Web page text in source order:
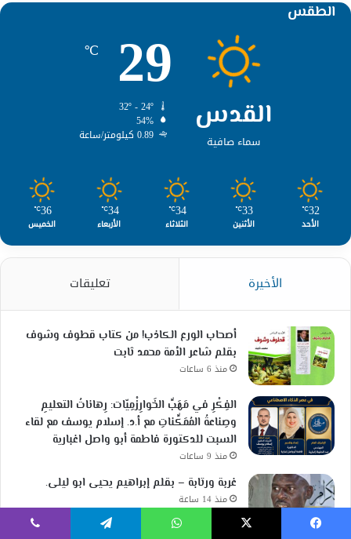
الطقس
القدس
سماء صافية
29
℃
54%
0.89 كيلومتر/ساعة
32
℃
الأحد
33
℃
الأثنين
34
℃
الثلاثاء
34
℃
الأربعاء
36
℃
الخميس
الأخيرة تعليقات
أصحاب الورع الكاذب! من كتاب قطوف وشوف
بقلم شاعر الأمة محمد ثابت
منذ 6 ساعات
الفِكْرِ في مَهَبِّ الخَوارِزْمِيّات: رِهاناتُ التعليمِ
وصِناعةُ المُمَكِّناتِ مع أ.د. إسلام يوسف مع لقاء
السبت للدكتورة فاطمة أبو واصل اغبارية
منذ 9 ساعات
غربة ورتابة – بقلم إبراهيم يحيى ابو ليلى.
منذ 14 ساعة